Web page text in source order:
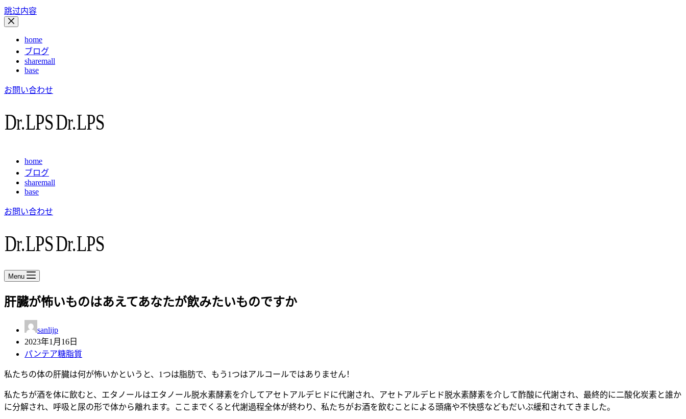
跳过内容
home
ブログ
sharemall
base
お問い合わせ
home
ブログ
sharemall
base
お問い合わせ
Menu
肝臓が怖いものはあえてあなたが飲みたいものですか
sanlijp
2023年1月16日
パンテア糖脂質
私たちの体の肝臓は何が怖いかというと、1つは脂肪で、もう1つはアルコールではありません！
私たちが酒を体に飲むと、エタノールはエタノール脱水素酵素を介してアセトアルデヒドに代謝され、アセトアルデヒド脱水素酵素を介して酢酸に代謝され、最終的に二酸化炭素と誰か
に分解され、呼吸と尿の形で体から離れます。ここまでくると代謝過程全体が終わり、私たちがお酒を飲むことによる頭痛や不快感などもだいぶ緩和されてきました。